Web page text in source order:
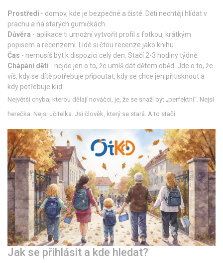
Prostředí - domov, kde je bezpečné a čisté. Děti nechtějí hlídat v
prachu a na starých gumičkách.
Důvěra - aplikace ti umožní vytvořit profil s fotkou, krátkým
popisem a recenzemi. Lidé si čtou recenze jako knihu.
Čas - nemusíš být k dispozici celý den. Stačí 2-3 hodiny týdně.
Chápání dětí - nejde jen o to, že umíš dát dětem oběd. Jde o to, že
víš, kdy se dítě potřebuje připoutat, kdy se chce jen přitisknout a
kdy potřebuje klid.
Největší chyba, kterou dělají nováčci, je, že se snaží být „perfektní“. Nejsi
herečka. Nejsi učitelka. Jsi člověk, který se stará. A to stačí.
Jak se přihlásit a kde hledat?